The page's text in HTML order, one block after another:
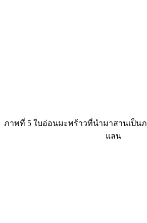
ภาพที่ 5 ใบอ่อนมะพร้าวที่นำมาสานเป็น
แลน